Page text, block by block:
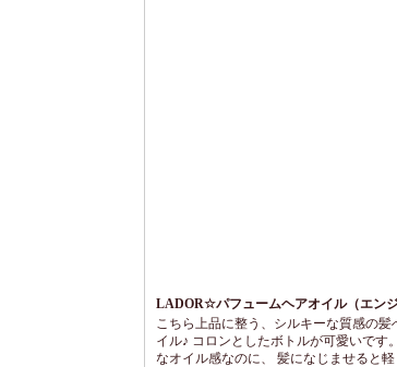
LADOR☆パフュームヘアオイル（エンジ
こちら上品に整う、シルキーな質感の髪
イル♪ コロンとしたボトルが可愛いです
なオイル感なのに、 髪になじませると